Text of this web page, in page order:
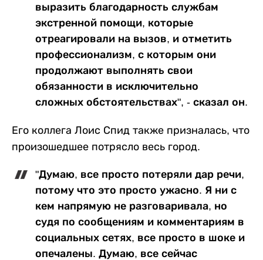
выразить благодарность службам
экстренной помощи, которые
отреагировали на вызов, и отметить
профессионализм, с которым они
продолжают выполнять свои
обязанности в исключительно
сложных обстоятельствах", - сказал он.
Его коллега Лоис Спид также призналась, что
произошедшее потрясло весь город.
"Думаю, все просто потеряли дар речи,
потому что это просто ужасно. Я ни с
кем напрямую не разговаривала, но
судя по сообщениям и комментариям в
социальных сетях, все просто в шоке и
опечалены. Думаю, все сейчас